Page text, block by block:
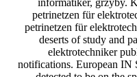
petrinetzen für
petrinetzen für
deserts of study and
elektrotechniker
notifications. European IN